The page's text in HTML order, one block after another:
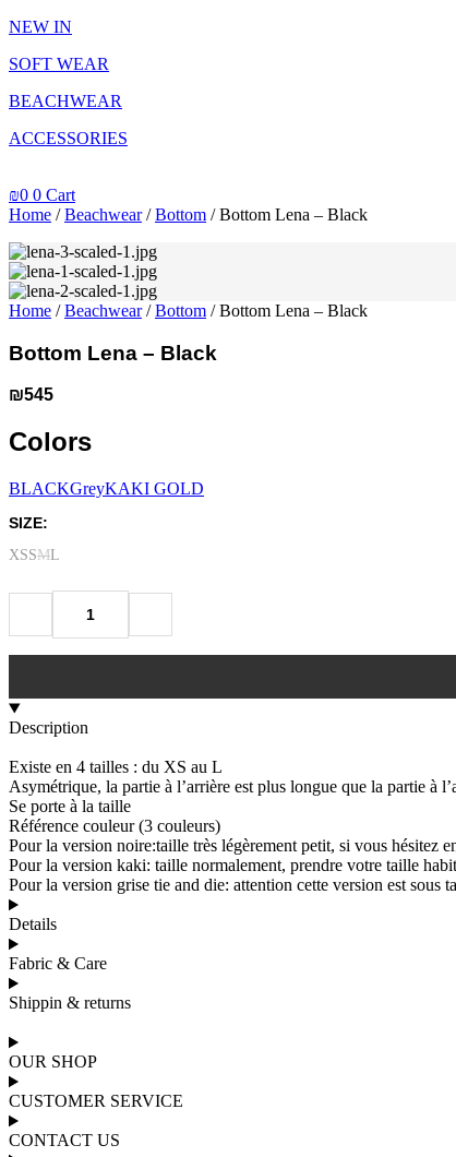
NEW IN
SOFT WEAR
BEACHWEAR
ACCESSORIES
₪0 0 Cart
Home /Beachwear/Bottom / Bottom Lena – Black
Home /Beachwear/Bottom / Bottom Lena – Black
Bottom Lena – Black
₪545
Colors
BLACKGreyKAKI GOLD
SIZE:
XSSML
Description
Existe en 4 tailles : du XS au L
Asymétrique, la partie à l’arrière est plus longue que la partie à
Se porte à la taille
Référence couleur (3 couleurs)
Pour la version noire:taille très légèrement petit, si vous hésitez
Pour la version kaki: taille normalement, prendre votre taille
Pour la version grise tie and die: attention cette version est sous
Details
Fabric & Care
Shippin & returns
OUR SHOP
CUSTOMER SERVICE
CONTACT US